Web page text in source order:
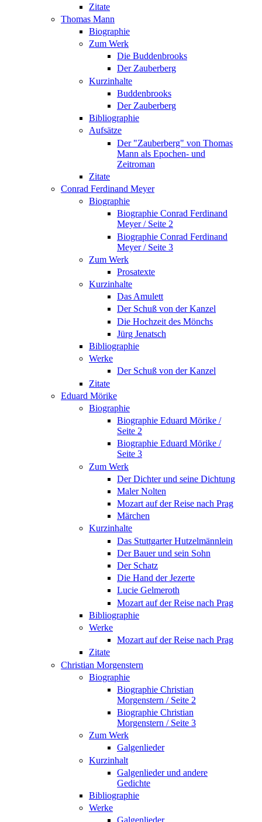
Zitate
Thomas Mann
Biographie
Zum Werk
Die Buddenbrooks
Der Zauberberg
Kurzinhalte
Buddenbrooks
Der Zauberberg
Bibliographie
Aufsätze
Der "Zauberberg" von Thomas
Mann als Epochen- und
Zeitroman
Zitate
Conrad Ferdinand Meyer
Biographie
Biographie Conrad Ferdinand
Meyer / Seite 2
Biographie Conrad Ferdinand
Meyer / Seite 3
Zum Werk
Prosatexte
Kurzinhalte
Das Amulett
Der Schuß von der Kanzel
Die Hochzeit des Mönchs
Jürg Jenatsch
Bibliographie
Werke
Der Schuß von der Kanzel
Zitate
Eduard Mörike
Biographie
Biographie Eduard Mörike /
Seite 2
Biographie Eduard Mörike /
Seite 3
Zum Werk
Der Dichter und seine Dichtung
Maler Nolten
Mozart auf der Reise nach Prag
Märchen
Kurzinhalte
Das Stuttgarter Hutzelmännlein
Der Bauer und sein Sohn
Der Schatz
Die Hand der Jezerte
Lucie Gelmeroth
Mozart auf der Reise nach Prag
Bibliographie
Werke
Mozart auf der Reise nach Prag
Zitate
Christian Morgenstern
Biographie
Biographie Christian
Morgenstern / Seite 2
Biographie Christian
Morgenstern / Seite 3
Zum Werk
Galgenlieder
Kurzinhalt
Galgenlieder und andere
Gedichte
Bibliographie
Werke